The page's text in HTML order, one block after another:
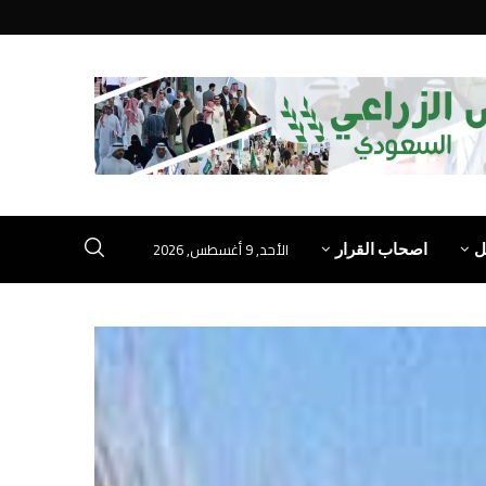
اصحاب القرار الأحد, 9 أغسطس, 2026